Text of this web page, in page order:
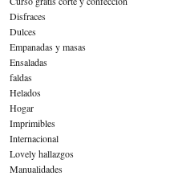
Disfraces
Dulces
Empanadas y masas
Ensaladas
faldas
Helados
Hogar
Imprimibles
Internacional
Lovely hallazgos
Manualidades